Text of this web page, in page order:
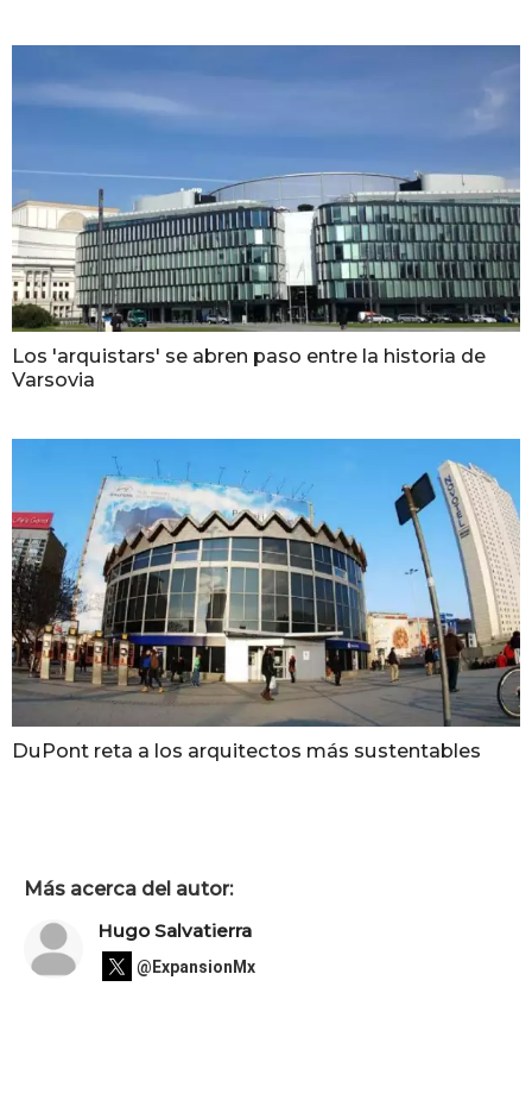
Los 'arquistars' se abren paso entre la historia de
Varsovia
DuPont reta a los arquitectos más sustentables
Más acerca del autor:
Hugo Salvatierra
@ExpansionMx